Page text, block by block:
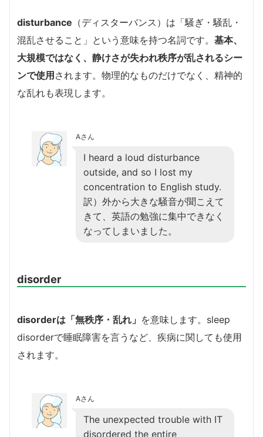
disturbance （ディスターバンス）は「騒ぎ・騒乱・
混乱させること」という意味を持つ名詞です。 基本、
大規模ではなく、静けさが失われ秩序が乱されるシー
ンで使用されます。物理的なものだけでなく、精神的
な乱れも表現します。
Aさん
I heard a loud disturbance
outside, and so I lost my
concentration to English study.
訳）外から大きな騒音が聞こえて
きて、英語の勉強に集中できなく
なってしまいました。
disorder
disorderは「無秩序・乱れ」 を意味します。sleep
disorderで睡眠障害を言うなど、疾病に関しても使用
されます。
Aさん
The unexpected trouble with IT
disordered the entire